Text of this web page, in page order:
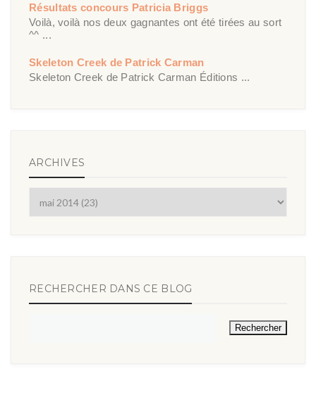
Résultats concours Patricia Briggs
Voilà, voilà nos deux gagnantes ont été tirées au sort
^^ ...
Skeleton Creek de Patrick Carman
Skeleton Creek de Patrick Carman Éditions ...
ARCHIVES
RECHERCHER DANS CE BLOG